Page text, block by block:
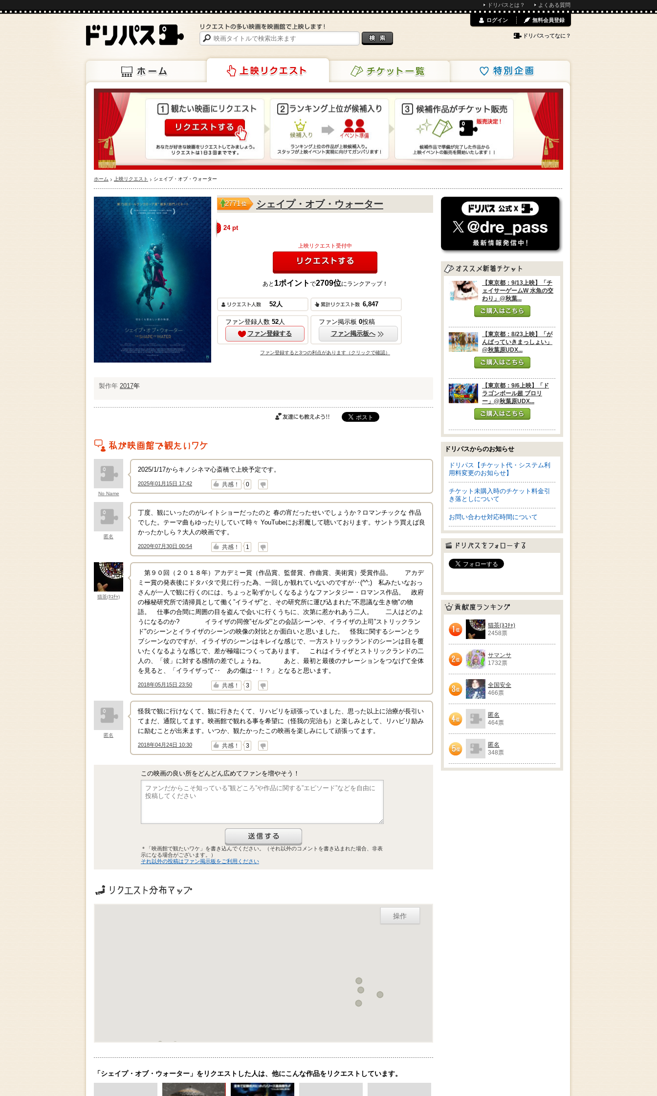
ドリパスとは？ よくある質問
チケット一覧 特別企画
ログイン 無料会員登録
ドリパスってなに？
ホーム 上映リクエスト シェイプ・オブ・ウォーター
2771位 シェイプ・オブ・ウォーター
24pt
上映リクエスト受付中
リクエストする
あと 1ポイント で2709位にランクアップ！
52人 6,847
ファン登録人数 52人
ファン登録する
ファン掲示板 0投稿
ファン掲示板へ
ファン登録すると3つの利点があります（クリックで確認）
製作年 2017年
私がこの作品を映画館で観たいワケ
No Name
2025/1/17からキノシネマ心斎橋で上映予定です。
2025年01月15日 17:42
↑ 共感！ 0
↓
匿名
丁度、観にいったのがレイトショーだったのと 春の宵だったせいでしょうか？ロマンチックな 作品
でした。テーマ曲もゆったりしていて時々 YouTubeにお邪魔して聴いております。サントラ買えば良
かったかしら？大人の映画です。
2020年07月30日 00:54
↑ 共感！ 1
↓
猫茶(ﾈｺﾁｬ)
第９０回（２０１８年）アカデミー賞（作品賞、監督賞、作曲賞、美術賞）受賞作品。 アカデ
ミー賞の発表後にドタバタで見に行った為、一回しか観れていないのですが‥(^^;) 私みたいなおっ
さんが一人で観に行くのには、ちょっと恥ずかしくなるようなファンタジー・ロマンス作品。 政府
の極秘研究所で清掃員として働く”イライザ”と、その研究所に運び込まれた”不思議な生き物"の物
語。 仕事の合間に周囲の目を盗んで会いに行くうちに、次第に惹かれあう二人。 二人はどのよ
うになるのか? イライザの同僚”ゼルダ”との会話シーンや、イライザの上司”ストリックラン
ド"のシーンとイライザのシーンの映像の対比とか面白いと思いました。 怪我に関するシーンとラ
ブシーンなのですが、イライザのシーンはキレイな感じで、一方ストリックランドのシーンは目を覆
いたくなるような感じで、差が極端につくってあります。 これはイライザとストリックランドの二
人の、「彼」に対する感情の差でしょうね。 あと、最初と最後のナレーションをつなげて全体
を見ると、「イライザって‥ あの傷は‥！？」となると思います。
2018年05月15日 23:50
↑ 共感！ 3
↓
匿名
怪我で観に行けなくて、観に行きたくて、リハビリを頑張っていました、思った以上に治療が長引い
てまだ、通院してます。映画館で観れる事を希望に（怪我の完治も）と楽しみとして、リハビリ励み
に励むことが出来ます。いつか、観たかったこの映画を楽しみにして頑張ってます。
2018年04月24日 10:30
↑ 共感！ 3
↓
この映画の良い所をどんどん広めてファンを増やそう！
＊「映画館で観たいワケ」を書き込んでください。（それ以外のコメントを書き込まれた場合、非表
示になる場合がございます。）
それ以外の投稿はファン掲示板をご利用ください
操作
「シェイプ・オブ・ウォーター」をリクエストした人は、他にこんな作品をリクエストしています。
【東京都：9/13上映】「チ
ェイサーゲームW 水魚の交
わり」@秋葉...
ご購入はこちら
【東京都：8/23上映】「が
んばっていきまっしょい」
@秋葉原UDX...
【東京都：9/6上映】「ド
ラゴンボール超 ブロリ
ー」@秋葉原UDX...
ドリパスからのお知らせ
ドリパス【チケット代・システム利
用料変更のお知らせ】
チケット未購入時のチケット料金引
き落としについて
お問い合わせ対応時間について
ドリパスをフォローする
貢献度ランキング猫茶(ﾈｺﾁｬ)
2458票
サマンサ
1732票
全国安全
466票
匿名
464票
匿名
348票